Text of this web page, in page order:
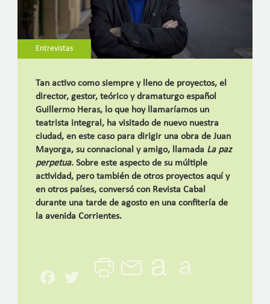
Entrevistas
Tan activo como siempre y lleno de proyectos, el
director, gestor, teórico y dramaturgo español
Guillermo Heras, lo que hoy llamaríamos un
teatrista integral, ha visitado de nuevo nuestra
ciudad, en este caso para dirigir una obra de Juan
Mayorga, su connacional y amigo, llamada La paz
perpetua. Sobre este aspecto de su múltiple
actividad, pero también de otros proyectos aquí y
en otros países, conversó con Revista Cabal
durante una tarde de agosto en una confitería de
la avenida Corrientes.
Facebook
Twitter